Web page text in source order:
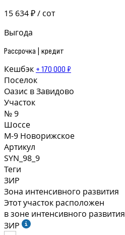
15 634 ₽ / сот
Выгода
Рассрочка | кредит
Кешбэк + 170 000 ₽
Поселок
Оазис в Завидово
Участок
№ 9
Шоссе
М-9 Новорижское
Артикул
SYN_98_9
Теги
ЗИР
Зона интенсивного развития
Этот участок расположен
в зоне интенсивного развития
ЗИР